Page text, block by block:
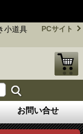
小道具
PCサイト
お問い合せ